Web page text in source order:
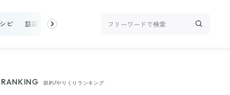
ピ 話題 トップ ランキング お金 家事テク
RANKING 節約/やりくりランキング